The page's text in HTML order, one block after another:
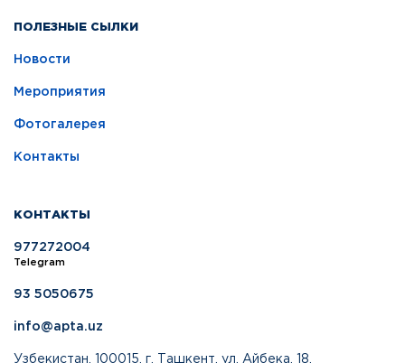
ПОЛЕЗНЫЕ СЫЛКИ
Новости
Мероприятия
Фотогалерея
Контакты
КОНТАКТЫ
977272004
Telegram
93 5050675
info@apta.uz
Узбекистан, 100015, г. Ташкент, ул. Айбека, 18.